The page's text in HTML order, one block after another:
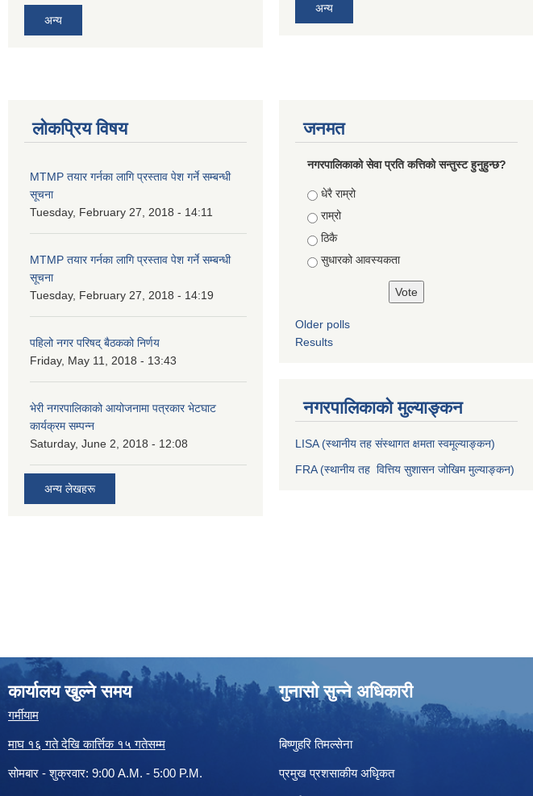
अन्य
अन्य
लोकप्रिय विषय
MTMP तयार गर्नका लागि प्रस्ताव पेश गर्ने सम्बन्धी
सूचना
Tuesday, February 27, 2018 - 14:11
MTMP तयार गर्नका लागि प्रस्ताव पेश गर्ने सम्बन्धी
सूचना
Tuesday, February 27, 2018 - 14:19
पहिलो नगर परिषद् बैठकको निर्णय
Friday, May 11, 2018 - 13:43
भेरी नगरपालिकाको आयोजनामा पत्रकार भेटघाट
कार्यक्रम सम्पन्न
Saturday, June 2, 2018 - 12:08
अन्य लेखहरू
जनमत
नगरपालिकाको सेवा प्रति कत्तिको सन्तुस्ट हुनुहुन्छ?
Choices
धेरै राम्रो
राम्रो
ठिकै
सुधारको आवस्यकता
Older polls
Results
नगरपालिकाको मुल्याङ्कन
LISA (स्थानीय तह संस्थागत क्षमता स्वमूल्याङ्कन)
FRA (स्थानीय तह वित्तिय सुशासन जोखिम मुल्याङ्कन)
कार्यालय खुल्ने समय
गर्मीयाम
माघ १६ गते देखि कार्त्तिक १५ गतेसम्म
सोमबार - शुक्रवार: 9:00 A.M. - 5:00 P.M.
गुनासो सुन्ने अधिकारी
बिष्णुहरि तिमल्सेना
प्रमुख प्रशसाकीय अधिृकत